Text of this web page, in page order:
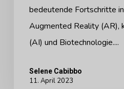
bedeutende Fortschritte
Augmented Reality (AR),
(AI) und Biotechnologie....
Selene Cabibbo
11. April 2023